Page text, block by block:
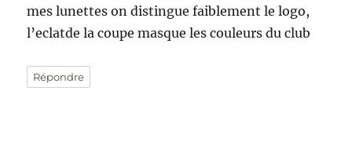
mes lunettes on distingue faiblement le logo,
l’eclatde la coupe masque les couleurs du club
Répondre